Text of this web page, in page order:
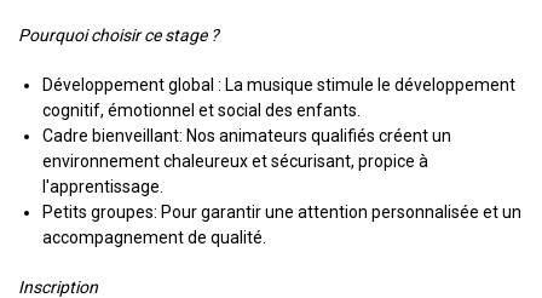
Pourquoi choisir ce stage ?
Développement global : La musique stimule le développement
cognitif, émotionnel et social des enfants.
Cadre bienveillant: Nos animateurs qualifiés créent un
environnement chaleureux et sécurisant, propice à
l'apprentissage.
Petits groupes: Pour garantir une attention personnalisée et un
accompagnement de qualité.
Inscription